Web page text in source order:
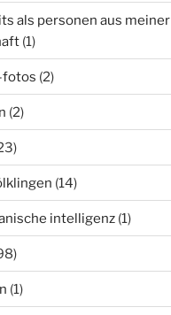
als personen aus meiner
(1)
fotos (2)
(2)
(14)
intelligenz (1)
(1)